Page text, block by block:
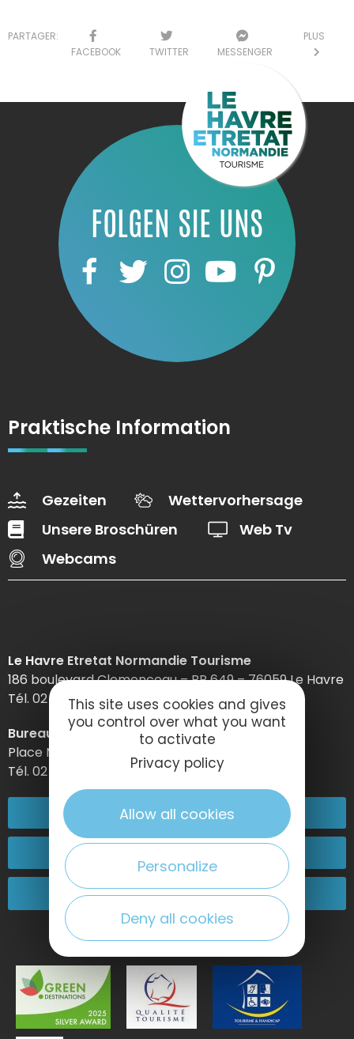
PARTAGER:
FACEBOOK
TWITTER MESSENGER
PLUS
FOLGEN SIE UNS
Praktische Information
Gezeiten
Wettervorhersage
Unsere Broschüren
Web Tv
Webcams
Le Havre Etretat Normandie Tourisme
186 boulevard Clemenceau – BP 649 – 76059 Le Havre
Tél. 02 32 74 04 04 –
Bureau d’information d’Etretat
Place Maurice Guillard – 76790 Étretat
Tél. 02 35 27 05 21
02 32 74 04 04
Kommen Sie zu uns!
This site uses cookies and gives
you control over what you want
to activate
Privacy policy
Allow all cookies
Personalize
Deny all cookies